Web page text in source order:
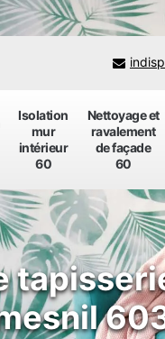
Isolation
mur
intérieur
60
Nettoyage et
ravalement
de façade
60